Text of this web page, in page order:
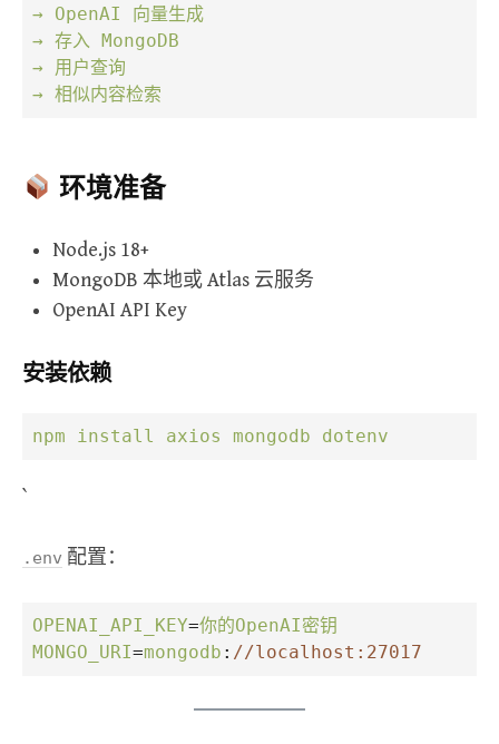
→
OpenAI
向量生成
→ 存入
MongoDB
→
用户查询
→ 相似内容检索
环境准备
Node.js 18+
MongoDB 本地或 Atlas 云服务
OpenAI API Key
安装依赖
npm install axios mongodb dotenv
`
. env 配置：
OPENAI_API_KEY=你的OpenAI密钥
MONGO_URI=mongodb : //localhost:27017